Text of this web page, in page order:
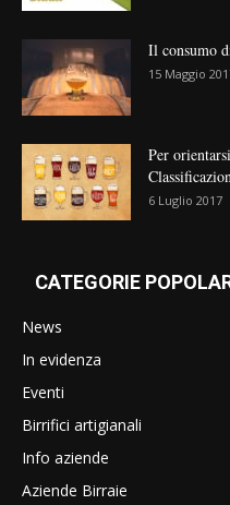
Il consumo
15 Maggio
Per
6 Luglio 2017
CATEGORIE
News
In evidenza
Eventi
Birrifici artigianali
Info aziende
Aziende Birraie